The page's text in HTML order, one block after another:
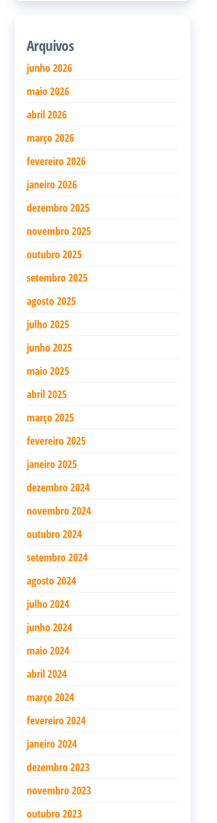
Arquivos
junho 2026
maio 2026
abril 2026
março 2026
fevereiro 2026
janeiro 2026
dezembro 2025
novembro 2025
outubro 2025
setembro 2025
agosto 2025
julho 2025
junho 2025
maio 2025
abril 2025
março 2025
fevereiro 2025
janeiro 2025
dezembro 2024
novembro 2024
outubro 2024
setembro 2024
agosto 2024
julho 2024
junho 2024
maio 2024
abril 2024
março 2024
fevereiro 2024
janeiro 2024
dezembro 2023
novembro 2023
outubro 2023